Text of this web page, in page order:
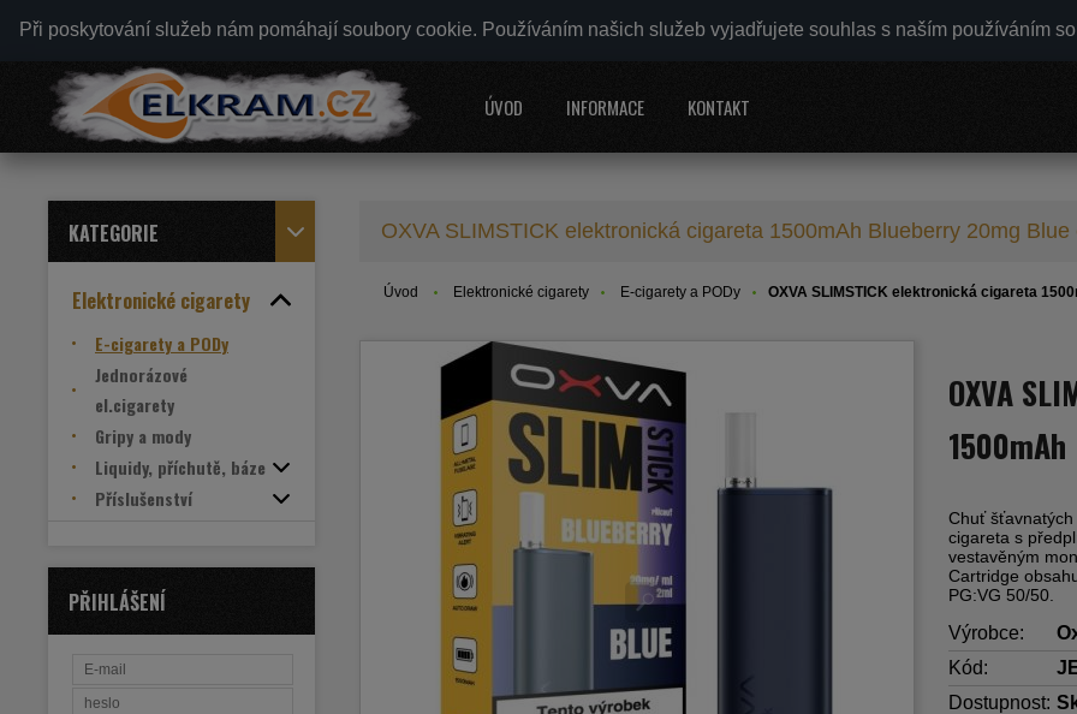
Při poskytování služeb nám pomáhají soubory cookie. Používáním našich služeb vyjadřujete souhlas s naším používáním
ÚVOD INFORMACE KONTAKT
KATEGORIE
Elektronické cigarety
E-cigarety a PODy
Jednorázové
el.cigarety
Gripy a mody
Liquidy, příchutě, báze
Příslušenství
PŘIHLÁŠENÍ
OXVA SLIMSTICK elektronická cigareta 1500mAh Blueberry 20mg Blue
Úvod Elektronické cigarety E-cigarety a PODy OXVA SLIMSTICK elektronická cigareta
OXVA
Chuť
cigareta s
vestavěným
Cartridge
PG:VG 50/50.
Výrobce:
Kód:
Dostupnost: